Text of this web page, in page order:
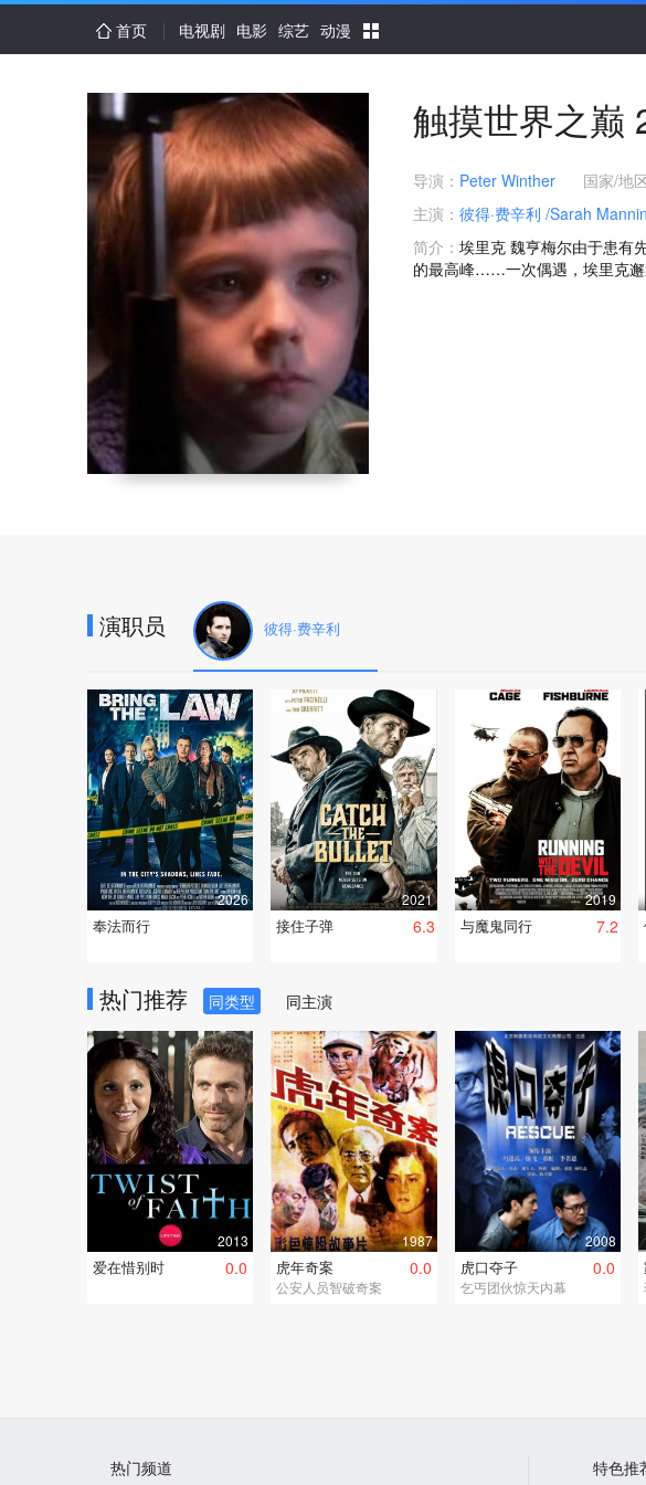
首页 电视剧 电影 综艺 动漫
触摸世界之巅
导演： Peter Winther 国家/地
主演： 彼得·费辛利 /Sarah
简介： 埃里克 魏亨梅尔由于患有
的最高峰……一次偶遇，埃里克
演职员 彼得·费辛利
2026
奉法而行
2021
接住子弹 6.3
2019
与魔鬼同行 7.2
热门推荐 同类型 同主演
2013
爱在惜别时 0.0
1987
虎年奇案 0.0
公安人员智破奇案
2008
虎口夺子 0.0
乞丐团伙惊天内幕
热门频道 特色推